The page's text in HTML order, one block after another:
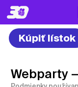
Kúpiť lístok
Webparty